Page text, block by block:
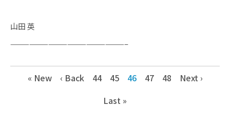
山田 英
——————————————————–
« New ‹ Back 44 45 46 47 48
Next ›
Last »